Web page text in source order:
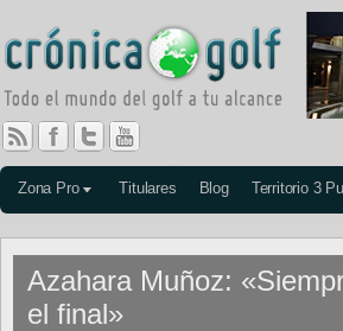
Zona Pro Titulares Blog Territorio 3
Azahara Muñoz:
el final»